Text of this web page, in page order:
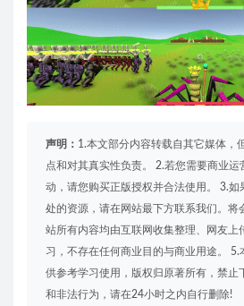
声明： 1.本文部分内容转载自其它媒体，
点和对其真实性负责。 2.若您需要商业运
动，请您购买正版授权并合法使用。 3.如
处的资源，请在网站最下方联系我们。将
站所有内容均由互联网收集整理、网友上
习，不存在任何商业目的与商业用途。 5.
供参考学习使用，版权归原著所有，禁止
和非法行为，请在24小时之内自行删除!